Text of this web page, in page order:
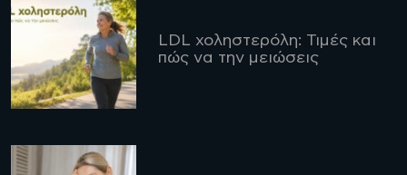
LDL χοληστερόλη: Τιμές και
πώς να την μειώσεις